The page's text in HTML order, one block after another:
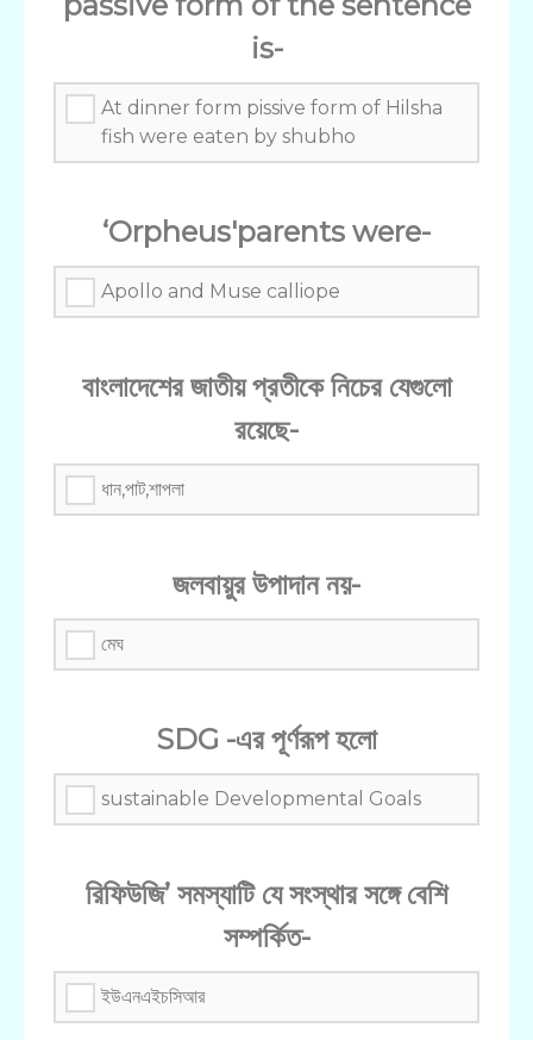
is-
At dinner form pissive form of Hilsha
fish were eaten by shubho
‘Orpheus'parents were-
Apollo and Muse calliope
বাংলাদেশের জাতীয় প্রতীকে নিচের যেগুলো
রয়েছে-
ধান,পাট,শাপলা
জলবায়ুর উপাদান নয়-
মেঘ
SDG -এর পূর্ণরূপ হলো
sustainable Developmental Goals
রিফিউজি’ সমস্যাটি যে সংস্থার সঙ্গে বেশি
সম্পর্কিত-
ইউএনএইচসিআর